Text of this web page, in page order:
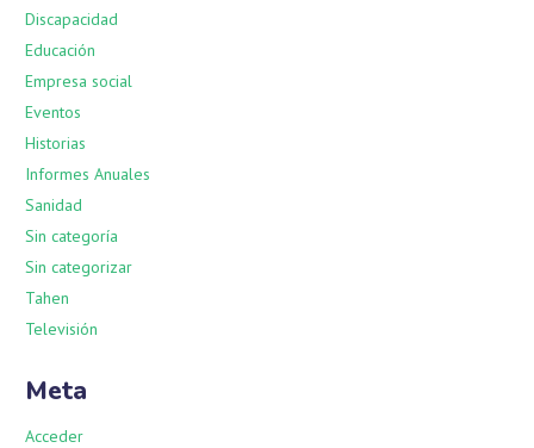
Discapacidad
Educación
Empresa social
Eventos
Historias
Informes Anuales
Sanidad
Sin categoría
Sin categorizar
Tahen
Televisión
Meta
Acceder